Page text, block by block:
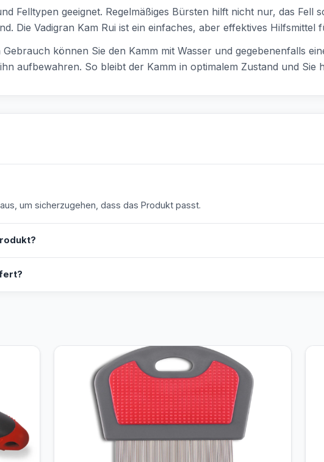
Felltypen geeignet. Regelmäßiges Bürsten hilft nicht nur, das Fell
Die Vadigran Kam Rui ist ein einfaches, aber effektives Hilfsmittel
können Sie den Kamm mit Wasser und gegebenenfalls
aufbewahren. So bleibt der Kamm in optimalem Zustand und Sie
um sicherzugehen, dass das Produkt passt.